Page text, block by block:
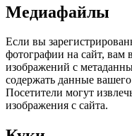
Медиафайлы
Если вы
фотографии на сайт, вам
изображений с
содержать данные
Посетители могут
изображения с сайта.